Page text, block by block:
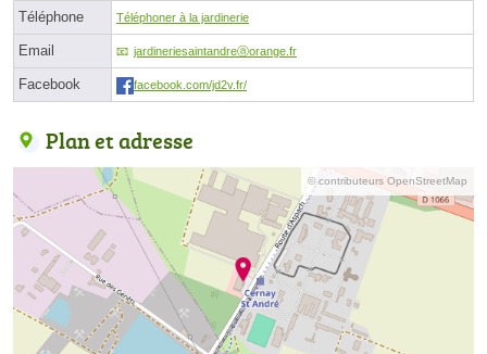
Téléphone Téléphoner à la jardinerie
Email jardineriesaintandreⓐorange.fr
Facebook facebook.com/jd2v.fr/
Plan et adresse
© contributeurs OpenStreetMap